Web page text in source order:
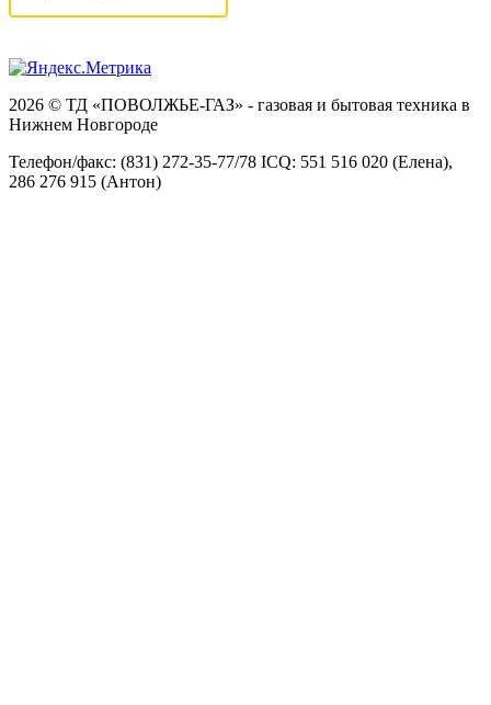
2026 © ТД «ПОВОЛЖЬЕ-ГАЗ» - газовая и бытовая техника в
Нижнем Новгороде
Телефон/факс: (831) 272-35-77/78 ICQ: 551 516 020 (Елена),
286 276 915 (Антон)